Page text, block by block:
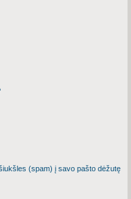
(spam) į savo pašto dėžutę